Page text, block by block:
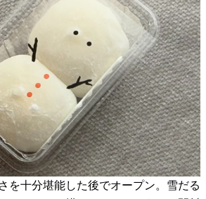
を十分堪能した後でオープン。雪だる